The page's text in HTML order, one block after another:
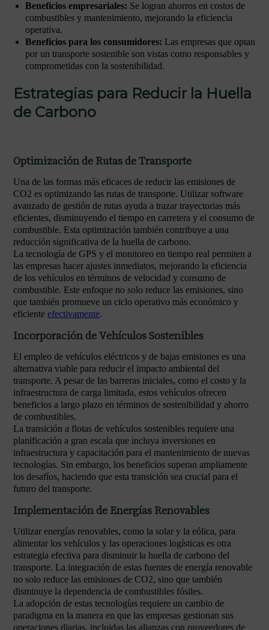
Beneficios empresariales: Se logran ahorros en costos de
combustibles y mantenimiento, mejorando la eficiencia
operativa.
Beneficios para los consumidores: Las empresas que optan
por un transporte sostenible son vistas como responsables y
comprometidas con la sostenibilidad.
Estrategias para Reducir la Huella
de Carbono
Optimización de Rutas de Transporte
Una de las formas más eficaces de reducir las emisiones de
CO2 es optimizando las rutas de transporte. Utilizar software
avanzado de gestión de rutas ayuda a trazar trayectorias más
eficientes, disminuyendo el tiempo en carretera y el consumo de
combustible. Esta optimización también contribuye a una
reducción significativa de la huella de carbono.
La tecnología de GPS y el monitoreo en tiempo real permiten a
las empresas hacer ajustes inmediatos, mejorando la eficiencia
de los vehículos en términos de velocidad y consumo de
combustible. Este enfoque no solo reduce las emisiones, sino
que también promueve un ciclo operativo más económico y
eficiente efectivamente.
Incorporación de Vehículos Sostenibles
El empleo de vehículos eléctricos y de bajas emisiones es una
alternativa viable para reducir el impacto ambiental del
transporte. A pesar de las barreras iniciales, como el costo y la
infraestructura de carga limitada, estos vehículos ofrecen
beneficios a largo plazo en términos de sostenibilidad y ahorro
de combustibles.
La transición a flotas de vehículos sostenibles requiere una
planificación a gran escala que incluya inversiones en
infraestructura y capacitación para el mantenimiento de nuevas
tecnologías. Sin embargo, los beneficios superan ampliamente
los desafíos, haciendo que esta transición sea crucial para el
futuro del transporte.
Implementación de Energías Renovables
Utilizar energías renovables, como la solar y la eólica, para
alimentar los vehículos y las operaciones logísticas es otra
estrategia efectiva para disminuir la huella de carbono del
transporte. La integración de estas fuentes de energía renovable
no solo reduce las emisiones de CO2, sino que también
disminuye la dependencia de combustibles fósiles.
La adopción de estas tecnologías requiere un cambio de
paradigma en la manera en que las empresas gestionan sus
operaciones diarias, incluidas las alianzas con proveedores de